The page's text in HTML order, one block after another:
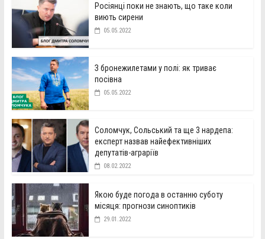
Росіянці поки не знають, що таке коли
виють сирени
05.05.2022
З бронежилетами у полі: як триває
посівна
05.05.2022
Соломчук, Сольський та ще 3 нардепа:
експерт назвав найефективніших
депутатів-аграріїв
08.02.2022
Якою буде погода в останню суботу
місяця: прогнози синоптиків
29.01.2022